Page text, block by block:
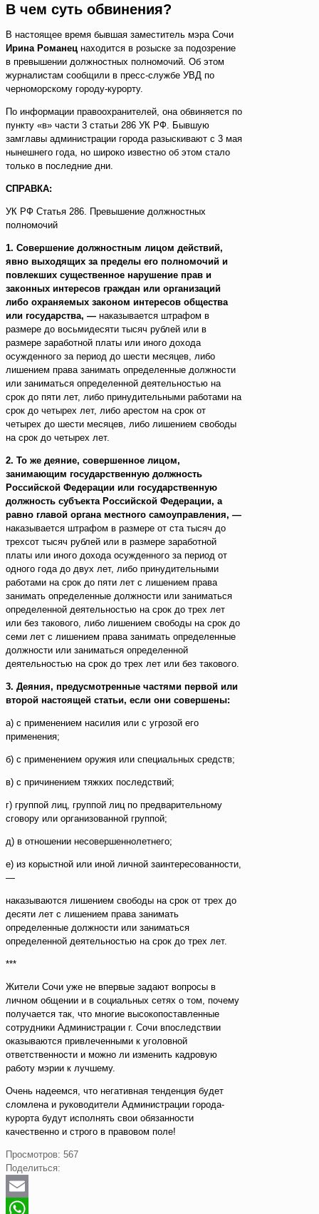
В чем суть обвинения?
В настоящее время бывшая заместитель мэра Сочи
Ирина Романец находится в розыске за подозрение
в превышении должностных полномочий. Об этом
журналистам сообщили в пресс-службе УВД по
черноморскому городу-курорту.
По информации правоохранителей, она обвиняется по
пункту «в» части 3 статьи 286 УК РФ. Бывшую
замглавы администрации города разыскивают с 3 мая
нынешнего года, но широко известно об этом стало
только в последние дни.
СПРАВКА:
УК РФ Статья 286. Превышение должностных
полномочий
1. Совершение должностным лицом действий,
явно выходящих за пределы его полномочий и
повлекших существенное нарушение прав и
законных интересов граждан или организаций
либо охраняемых законом интересов общества
или государства, — наказывается штрафом в
размере до восьмидесяти тысяч рублей или в
размере заработной платы или иного дохода
осужденного за период до шести месяцев, либо
лишением права занимать определенные должности
или заниматься определенной деятельностью на
срок до пяти лет, либо принудительными работами на
срок до четырех лет, либо арестом на срок от
четырех до шести месяцев, либо лишением свободы
на срок до четырех лет.
2. То же деяние, совершенное лицом,
занимающим государственную должность
Российской Федерации или государственную
должность субъекта Российской Федерации, а
равно главой органа местного самоуправления, —
наказывается штрафом в размере от ста тысяч до
трехсот тысяч рублей или в размере заработной
платы или иного дохода осужденного за период от
одного года до двух лет, либо принудительными
работами на срок до пяти лет с лишением права
занимать определенные должности или заниматься
определенной деятельностью на срок до трех лет
или без такового, либо лишением свободы на срок до
семи лет с лишением права занимать определенные
должности или заниматься определенной
деятельностью на срок до трех лет или без такового.
3. Деяния, предусмотренные частями первой или
второй настоящей статьи, если они совершены:
а) с применением насилия или с угрозой его
применения;
б) с применением оружия или специальных средств;
в) с причинением тяжких последствий;
г) группой лиц, группой лиц по предварительному
сговору или организованной группой;
д) в отношении несовершеннолетнего;
е) из корыстной или иной личной заинтересованности,
—
наказываются лишением свободы на срок от трех до
десяти лет с лишением права занимать
определенные должности или заниматься
определенной деятельностью на срок до трех лет.
***
Жители Сочи уже не впервые задают вопросы в
личном общении и в социальных сетях о том, почему
получается так, что многие высокопоставленные
сотрудники Администрации г. Сочи впоследствии
оказываются привлеченными к уголовной
ответственности и можно ли изменить кадровую
работу мэрии к лучшему.
Очень надеемся, что негативная тенденция будет
сломлена и руководители Администрации города-
курорта будут исполнять свои обязанности
качественно и строго в правовом поле!
Просмотров: 567
Поделиться:
Email